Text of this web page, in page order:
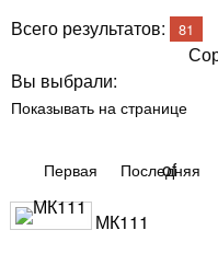
Всего результатов: 81
Вы выбрали:
Показывать на странице
Первая Последняя
МК111